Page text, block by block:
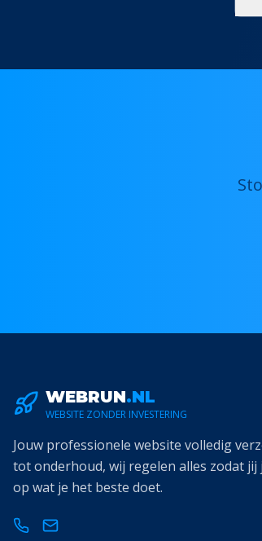
WEBRUN.NL
WEBSITE ZONDER INVESTERING
Jouw professionele website volledig
tot onderhoud, wij regelen alles zodat jij
op wat je het beste doet.